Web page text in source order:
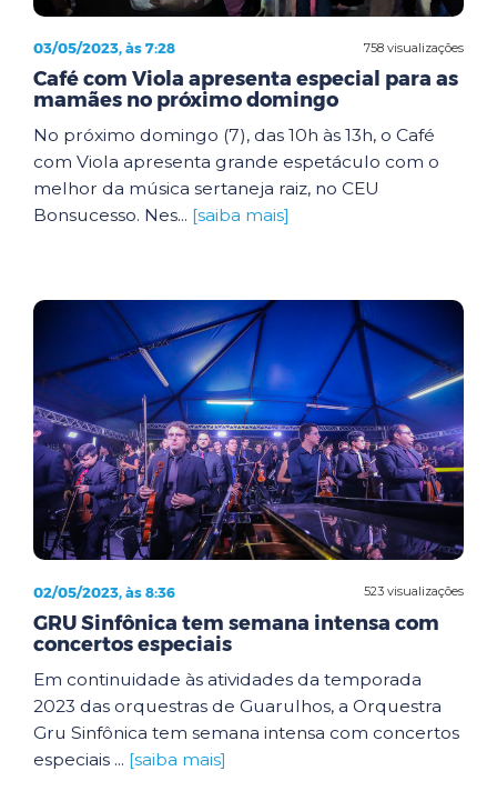
758 visualizações
03/05/2023, às 7:28
Café com Viola apresenta especial para as
mamães no próximo domingo
No próximo domingo (7), das 10h às 13h, o Café
com Viola apresenta grande espetáculo com o
melhor da música sertaneja raiz, no CEU
Bonsucesso. Nes... [saiba mais]
523 visualizações
02/05/2023, às 8:36
GRU Sinfônica tem semana intensa com
concertos especiais
Em continuidade às atividades da temporada
2023 das orquestras de Guarulhos, a Orquestra
Gru Sinfônica tem semana intensa com concertos
especiais ... [saiba mais]